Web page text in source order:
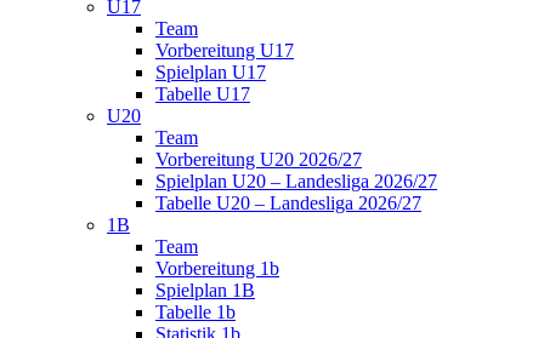
U17
Team
Vorbereitung U17
Spielplan U17
Tabelle U17
U20
Team
Vorbereitung U20 2026/27
Spielplan U20 – Landesliga 2026/27
Tabelle U20 – Landesliga 2026/27
1B
Team
Vorbereitung 1b
Spielplan 1B
Tabelle 1b
Statistik 1b